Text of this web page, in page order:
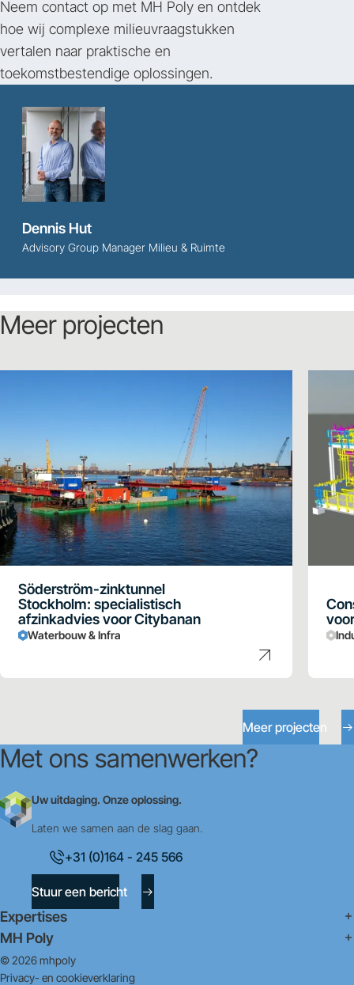
Neem contact op met MH Poly en ontdek
hoe wij complexe milieuvraagstukken
vertalen naar praktische en
toekomstbestendige oplossingen.
Dennis Hut
Advisory Group Manager Milieu & Ruimte
Meer projecten
Söderström-zinktunnel
Stockholm: specialistisch
afzinkadvies voor Citybanan
Waterbouw & Infra
Meer projecten
Met ons samenwerken?
Uw uitdaging. Onze oplossing.
Laten we samen aan de slag gaan.
+31 (0)164 - 245 566
Stuur een bericht
Expertises
MH Poly
© 2026 mhpoly
Privacy- en cookieverklaring